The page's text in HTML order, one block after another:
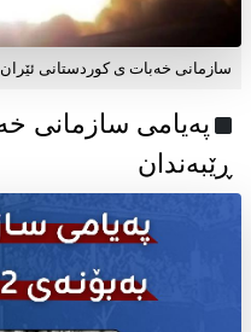
سازمانی خەبات ی کوردستانی ئێران
ڕێبەندان